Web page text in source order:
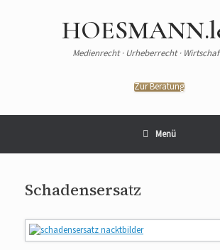
Medienrecht · Urheberrecht ·
Zur Beratung
Menü
Schadensersatz